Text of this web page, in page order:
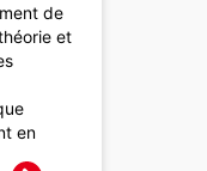
de
et
en